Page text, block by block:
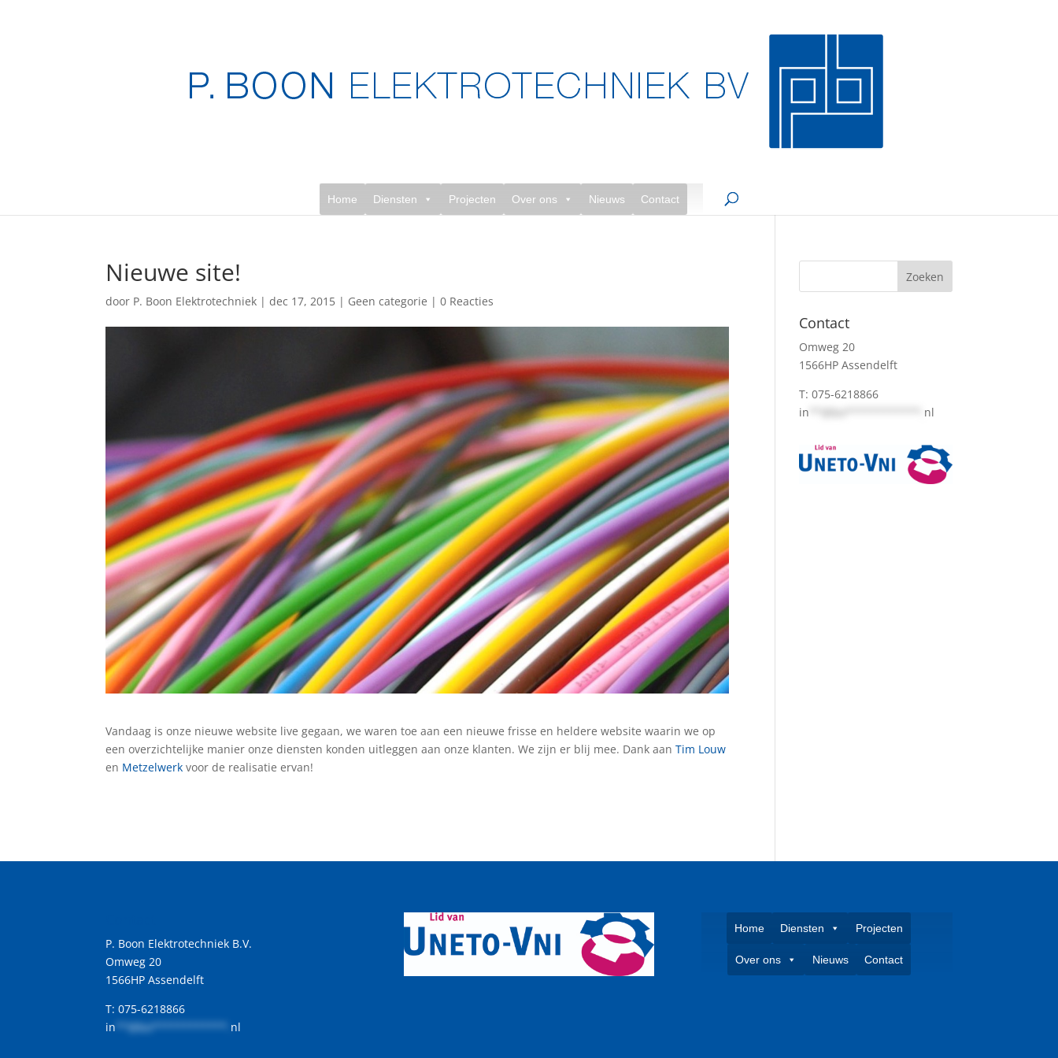
Home Diensten Projecten Over ons Nieuws Contact
Nieuwe site!
door P. Boon Elektrotechniek |dec 17, 2015 | Geen categorie |0 Reacties
Vandaag is onze nieuwe website live gegaan, we waren toe aan een nieuwe frisse en heldere website waarin we op
een overzichtelijke manier onze diensten konden uitleggen aan onze klanten. We zijn er blij mee. Dank aanTim Louw
en Metzelwerk voor de realisatie ervan!
Contact
Omweg 20
1566HP Assendelft
T: 075-6218866
in
nl
P. Boon Elektrotechniek B.V.
Omweg 20
1566HP Assendelft
T: 075-6218866
in **@bo************. nl
Home Diensten Projecten
Over ons Nieuws Contact